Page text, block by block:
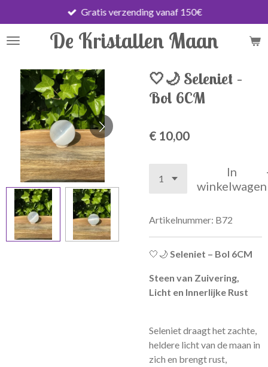
direct
naar
hoofdinhoud
De Kristallen Maan
Gratis verzending vanaf 150€
🤍🌙 Seleniet –
Bol 6CM
€ 10,00
In
winkelwagen
Artikelnummer: B72
🤍🌙 Seleniet – Bol 6CM
Steen van Zuivering,
Licht en Innerlijke Rust
Seleniet draagt het zachte,
heldere licht van de maan in
zich en brengt rust,